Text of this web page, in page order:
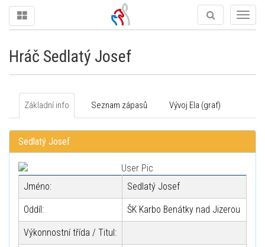
Hráč Sedlatý Josef
Základní info Seznam zápasů Vývoj Ela (graf)
Sedlatý Josef
Jméno: Sedlatý Josef
Oddíl: ŠK Karbo Benátky nad Jizerou
Výkonnostní třída / Titul: